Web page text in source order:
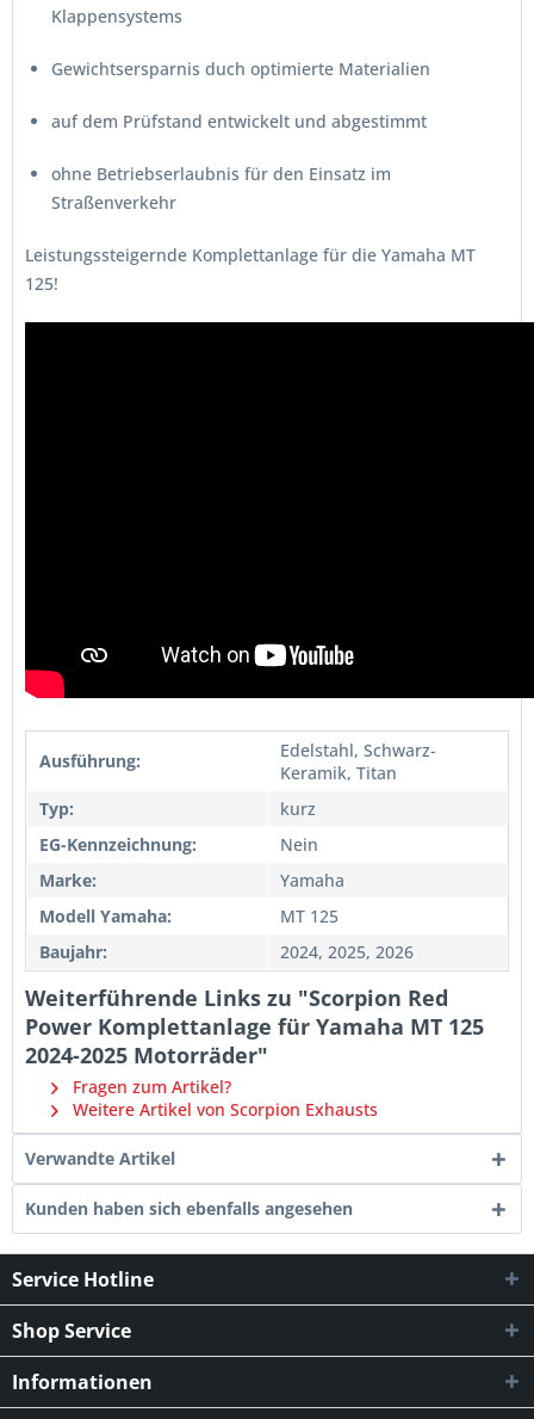
Klappensystems
Gewichtsersparnis duch optimierte Materialien
auf dem Prüfstand entwickelt und abgestimmt
ohne Betriebserlaubnis für den Einsatz im
Straßenverkehr
Leistungssteigernde Komplettanlage für die Yamaha MT
125!
Ausführung:
Edelstahl, Schwarz-
Keramik, Titan
Typ:
kurz
EG-Kennzeichnung:
Nein
Marke:
Yamaha
Modell Yamaha:
MT 125
Baujahr:
2024, 2025, 2026
Weiterführende Links zu "Scorpion Red
Power Komplettanlage für Yamaha MT 125
2024-2025 Motorräder"
Fragen zum Artikel?
Weitere Artikel von Scorpion Exhausts
Verwandte Artikel
Kunden haben sich ebenfalls angesehen
Service Hotline
Shop Service
Informationen